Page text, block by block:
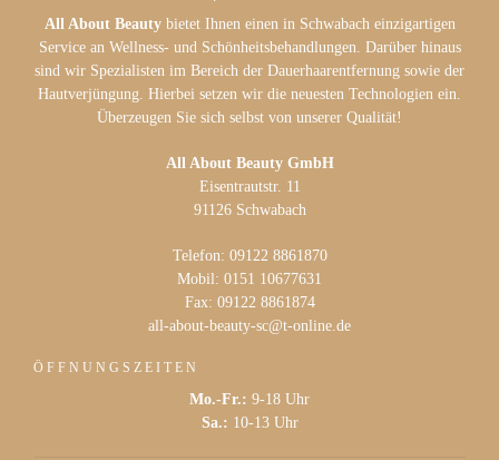
All About Beautybietet Ihnen einen in Schwabach einzigartigen
Service an Wellness- und Schönheitsbehandlungen. Darüber hinaus
sind wir Spezialisten im Bereich der Dauerhaarentfernung sowie der
Hautverjüngung. Hierbei setzen wir die neuesten Technologien ein.
Überzeugen Sie sich selbst von unserer Qualität!
All About Beauty GmbH
Eisentrautstr. 11
91126 Schwabach
Telefon: 09122 8861870
Mobil: 0151 10677631
Fax: 09122 8861874
all-about-beauty-sc@t-online.de
ÖFFNUNGSZEITEN
Mo.-Fr.: 9-18 Uhr
Sa.: 10-13 Uhr